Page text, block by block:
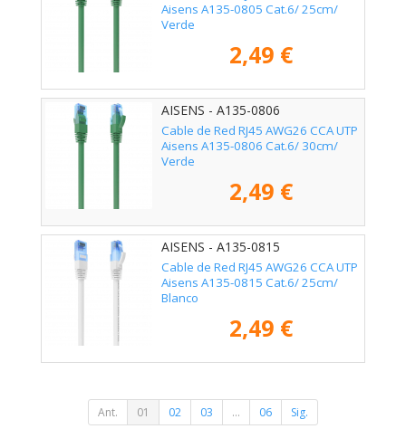
Aisens A135-0805 Cat.6/ 25cm/
Verde
2,49 €
AISENS - A135-0806
Cable de Red RJ45 AWG26 CCA UTP
Aisens A135-0806 Cat.6/ 30cm/
Verde
2,49 €
AISENS - A135-0815
Cable de Red RJ45 AWG26 CCA UTP
Aisens A135-0815 Cat.6/ 25cm/
Blanco
2,49 €
Ant. 01 02 03 ... 06 Sig.